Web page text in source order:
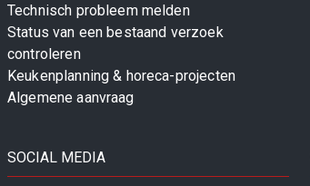
Technisch probleem melden
Status van een bestaand verzoek
controleren
Keukenplanning & horeca-projecten
Algemene aanvraag
SOCIAL MEDIA